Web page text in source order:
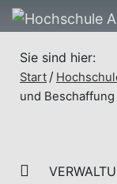
Sie sind hier:
Start
und Beschaffung